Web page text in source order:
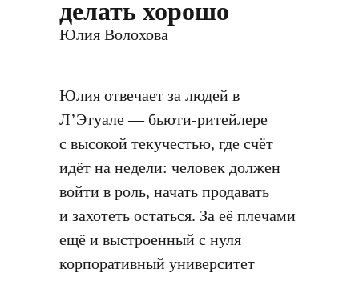
делать хорошо
Юлия Волохова
Юлия отвечает за людей в
Л’Этуале — бьюти-ритейлере
с высокой текучестью, где счёт
идёт на недели: человек должен
войти в роль, начать продавать
и захотеть остаться. За её плечами
ещё и выстроенный с нуля
корпоративный университет